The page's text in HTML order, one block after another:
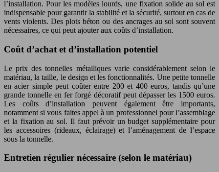
l’installation. Pour les modèles lourds, une fixation solide au sol est
indispensable pour garantir la stabilité et la sécurité, surtout en cas de
vents violents. Des plots béton ou des ancrages au sol sont souvent
nécessaires, ce qui peut ajouter aux coûts d’installation.
Coût d’achat et d’installation potentiel
Le prix des tonnelles métalliques varie considérablement selon le
matériau, la taille, le design et les fonctionnalités. Une petite tonnelle
en acier simple peut coûter entre 200 et 400 euros, tandis qu’une
grande tonnelle en fer forgé décoratif peut dépasser les 1500 euros.
Les coûts d’installation peuvent également être importants,
notamment si vous faites appel à un professionnel pour l’assemblage
et la fixation au sol. Il faut prévoir un budget supplémentaire pour
les accessoires (rideaux, éclairage) et l’aménagement de l’espace
sous la tonnelle.
Entretien régulier nécessaire (selon le matériau)